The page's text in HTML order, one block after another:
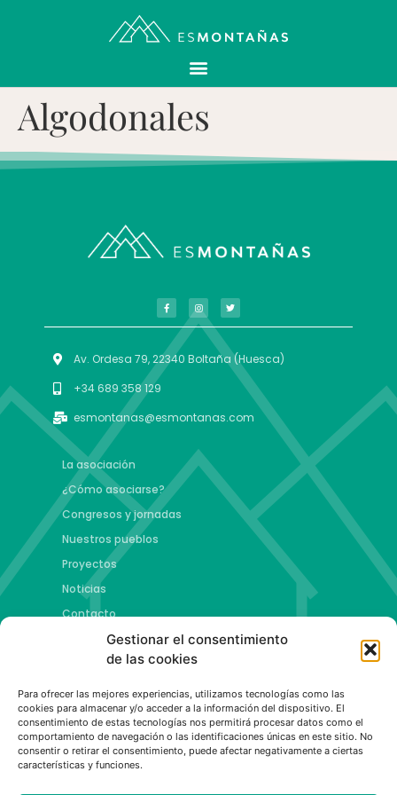
Gestionar el consentimiento
de las cookies
Para ofrecer las mejores experiencias, utilizamos tecnologías como las
cookies para almacenar y/o acceder a la información del dispositivo. El
consentimiento de estas tecnologías nos permitirá procesar datos como el
comportamiento de navegación o las identificaciones únicas en este sitio. No
consentir o retirar el consentimiento, puede afectar negativamente a ciertas
características y funciones.
Algodonales
Av. Ordesa 79, 22340 Boltaña (Huesca)
+34 689 358 129
esmontanas@esmontanas.com
La asociación
¿Cómo asociarse?
Congresos y jornadas
Nuestros pueblos
Proyectos
Noticias
Contacto
Proyectos
Copa esMontañas
Red de emprendimiento de base tecnológica
Capital Española de las Montañas